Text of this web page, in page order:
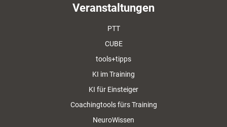
Veranstaltungen
PTT
CUBE
tools+tipps
KI im Training
KI für Einsteiger
Coachingtools fürs Training
NeuroWissen